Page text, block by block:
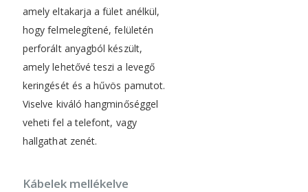
amely eltakarja a fület anélkül,
hogy felmelegítené, felületén
perforált anyagból készült,
amely lehetővé teszi a levegő
keringését és a hűvös pamutot.
Viselve kiváló hangminőséggel
veheti fel a telefont, vagy
hallgathat zenét.
Kábelek mellékelve